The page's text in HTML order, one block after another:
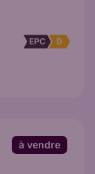
EPC D
à vendre